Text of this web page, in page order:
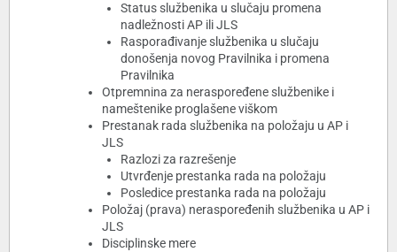
Status službenika u slučaju promena
nadležnosti AP ili JLS
Rasporađivanje službenika u slučaju
donošenja novog Pravilnika i promena
Pravilnika
Otpremnina za neraspoređene službenike i
nameštenike proglašene viškom
Prestanak rada službenika na položaju u AP i
JLS
Razlozi za razrešenje
Utvrđenje prestanka rada na položaju
Posledice prestanka rada na položaju
Položaj (prava) neraspoređenih službenika u AP i
JLS
Disciplinske mere